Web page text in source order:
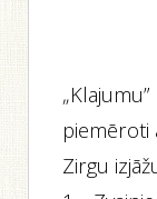
piemēroti
Zirgu